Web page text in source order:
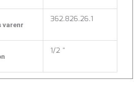
varenr 362.826.26.1
1/2 "